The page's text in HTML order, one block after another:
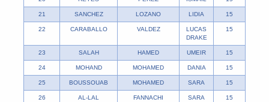
21 SANCHEZ LOZANO LIDIA 15
22 CARABALLO VALDEZ
LUCAS
DRAKE
15
23 SALAH HAMED UMEIR 15
24 MOHAND MOHAMED DANIA 15
25 BOUSSOUAB MOHAMED SARA 15
26 AL-LAL FANNACHI SARA 15